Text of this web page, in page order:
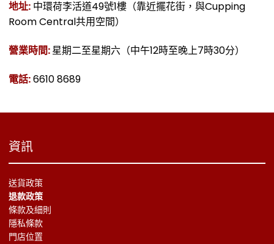
地址: 中環荷李活道49號1樓（靠近擺花街，與Cupping
Room Central共用空間）
營業時間:星期二至星期六（中午12時至晚上7時30分）
電話:6610 8689
資訊
送貨政策
退款政策
條款及細則
隱私條款
門店位置